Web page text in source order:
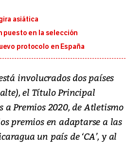
asiática
puesto en la selección
protocolo en España
involucrados dos países
el Título Principal
a Premios 2020, de Atletismo
premios en adaptarse a las
un país de ‘CA’, y al